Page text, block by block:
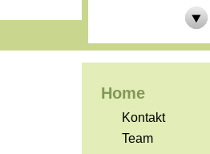
Home
Kontakt
Team